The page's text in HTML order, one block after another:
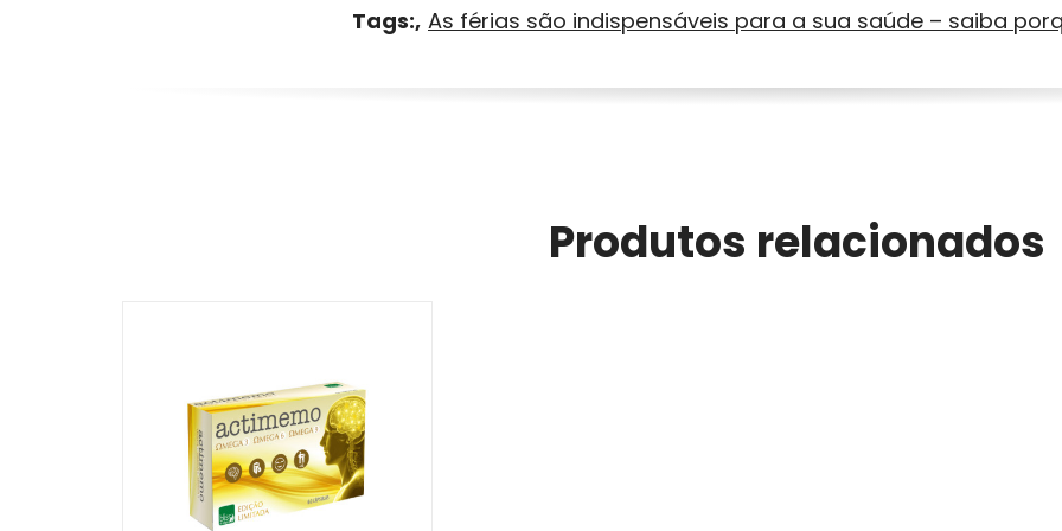
Tags: As férias são indispensáveis para a sua saúde – saiba
Produtos relacionados